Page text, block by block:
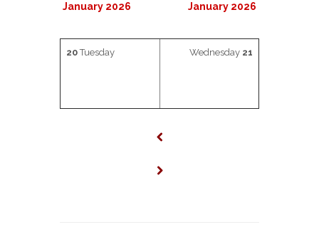
January 2026 January 2026
20Tuesday Wednesday 21